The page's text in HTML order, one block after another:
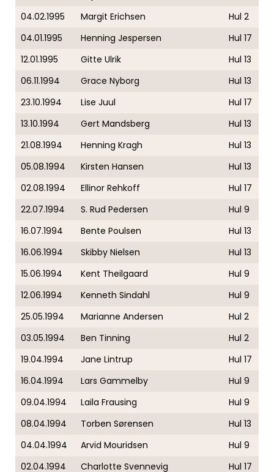
04.02.1995
Margit Erichsen
Hul 2
04.01.1995
Henning Jespersen
Hul 17
12.01.1995
Gitte Ulrik
Hul 13
06.11.1994
Grace Nyborg
Hul 13
23.10.1994
Lise Juul
Hul 17
13.10.1994
Gert Mandsberg
Hul 13
21.08.1994
Henning Kragh
Hul 13
05.08.1994
Kirsten Hansen
Hul 13
02.08.1994
Ellinor Rehkoff
Hul 17
22.07.1994
S. Rud Pedersen
Hul 9
16.07.1994
Bente Poulsen
Hul 13
16.06.1994
Skibby Nielsen
Hul 13
15.06.1994
Kent Theilgaard
Hul 9
12.06.1994
Kenneth Sindahl
Hul 9
25.05.1994
Marianne Andersen
Hul 2
03.05.1994
Ben Tinning
Hul 2
19.04.1994
Jane Lintrup
Hul 17
16.04.1994
Lars Gammelby
Hul 9
09.04.1994
Laila Frausing
Hul 9
08.04.1994
Torben Sørensen
Hul 13
04.04.1994
Arvid Mouridsen
Hul 9
02.04.1994
Charlotte Svennevig
Hul 17